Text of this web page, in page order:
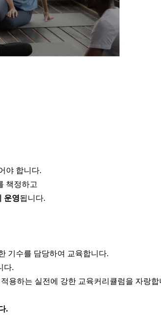
야 합니다.
책정하고
운영됩니다.
기수를 담당하여 교육합니다.
다.
용하는 실전에 강한 교육커리큘럼을 자랑합
.